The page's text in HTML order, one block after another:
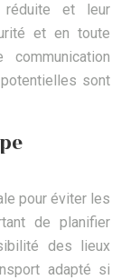
réduite et leur
et en toute
communication
sont
pour éviter les
de planifier
des lieux
adapté si